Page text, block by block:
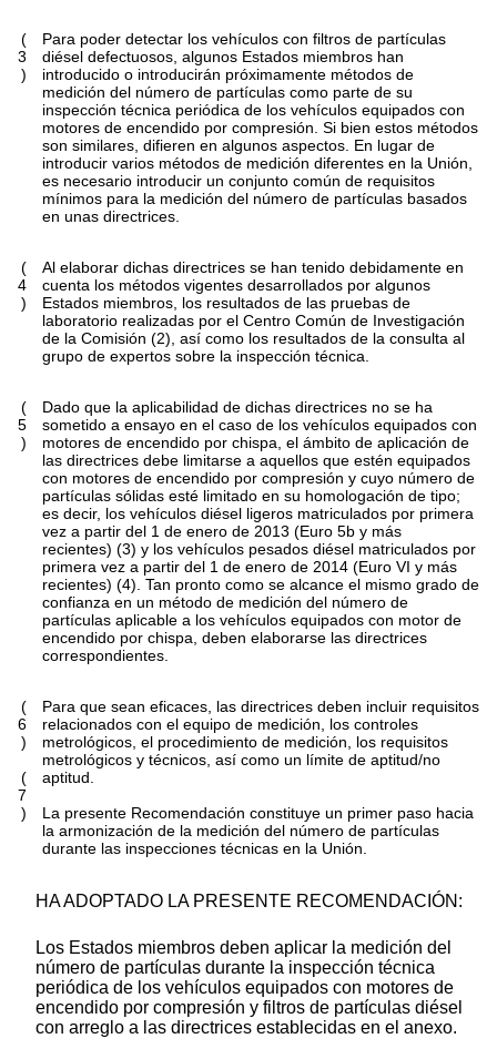
(
3
)
Para poder detectar los vehículos con filtros de partículas
diésel defectuosos, algunos Estados miembros han
introducido o introducirán próximamente métodos de
medición del número de partículas como parte de su
inspección técnica periódica de los vehículos equipados con
motores de encendido por compresión. Si bien estos métodos
son similares, difieren en algunos aspectos. En lugar de
introducir varios métodos de medición diferentes en la Unión,
es necesario introducir un conjunto común de requisitos
mínimos para la medición del número de partículas basados
en unas directrices.
(
4
)
Al elaborar dichas directrices se han tenido debidamente en
cuenta los métodos vigentes desarrollados por algunos
Estados miembros, los resultados de las pruebas de
laboratorio realizadas por el Centro Común de Investigación
de la Comisión(2), así como los resultados de la consulta al
grupo de expertos sobre la inspección técnica.
(
5
)
Dado que la aplicabilidad de dichas directrices no se ha
sometido a ensayo en el caso de los vehículos equipados con
motores de encendido por chispa, el ámbito de aplicación de
las directrices debe limitarse a aquellos que estén equipados
con motores de encendido por compresión y cuyo número de
partículas sólidas esté limitado en su homologación de tipo;
es decir, los vehículos diésel ligeros matriculados por primera
vez a partir del 1 de enero de 2013 (Euro 5b y más
recientes)(3) y los vehículos pesados diésel matriculados por
primera vez a partir del 1 de enero de 2014 (Euro VI y más
recientes)(4). Tan pronto como se alcance el mismo grado de
confianza en un método de medición del número de
partículas aplicable a los vehículos equipados con motor de
encendido por chispa, deben elaborarse las directrices
correspondientes.
(
6
)
(
7
)
Para que sean eficaces, las directrices deben incluir requisitos
relacionados con el equipo de medición, los controles
metrológicos, el procedimiento de medición, los requisitos
metrológicos y técnicos, así como un límite de aptitud/no
aptitud.
La presente Recomendación constituye un primer paso hacia
la armonización de la medición del número de partículas
durante las inspecciones técnicas en la Unión.
HA ADOPTADO LA PRESENTE RECOMENDACIÓN:
Los Estados miembros deben aplicar la medición del
número de partículas durante la inspección técnica
periódica de los vehículos equipados con motores de
encendido por compresión y filtros de partículas diésel
con arreglo a las directrices establecidas en el anexo.